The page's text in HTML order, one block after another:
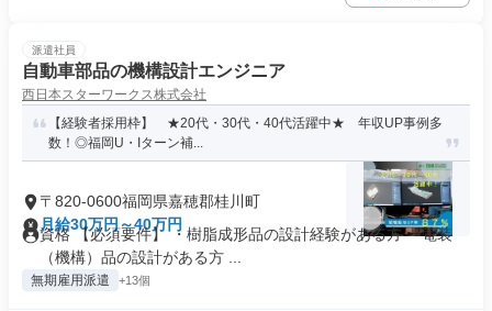
派遣社員
自動車部品の機構設計エンジニア
西日本スターワークス株式会社
【経験者採用枠】 ★20代・30代・40代活躍中★ 年収UP事例多
数！◎福岡U・Iターン補...
〒820-0600福岡県嘉穂郡桂川町
月給30万円～40万円
資格 【必須要件】 ・樹脂成形品の設計経験がある方 ・電装
（機構）品の設計がある方 ...
無期雇用派遣 +13個